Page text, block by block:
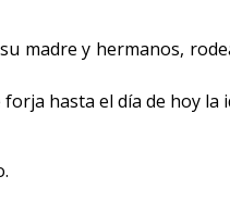
madre y hermanos,
hasta el día de hoy